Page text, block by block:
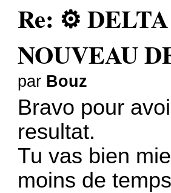
Re: ⚙️ DELTA
NOUVEAU
par Bouz
Bravo pour
resultat.
Tu vas bien
moins de